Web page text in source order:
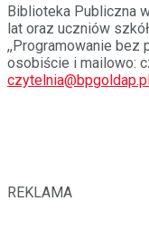
Biblioteka Publiczna
lat oraz uczniów
,,Programowanie bez
osobiście i mailowo:
REKLAMA